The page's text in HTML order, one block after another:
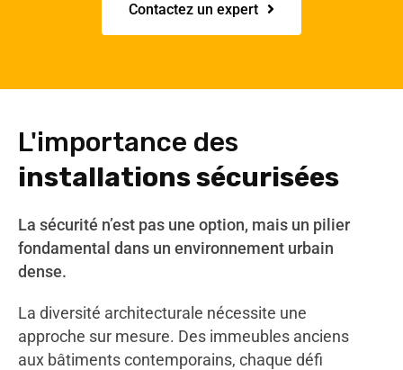
Contactez un expert
L'importance des
installations sécurisées
La sécurité n’est pas une option, mais un pilier
fondamental dans un environnement urbain
dense.
La diversité architecturale nécessite une
approche sur mesure. Des immeubles anciens
aux bâtiments contemporains, chaque défi